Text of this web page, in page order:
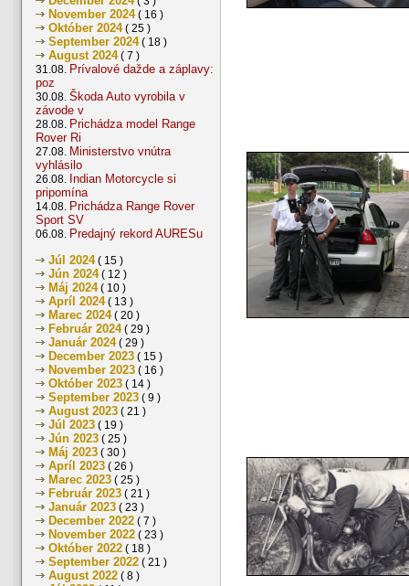
November 2024( 16 )
Október 2024( 25 )
September 2024( 18 )
August 2024( 7 )
31.08. Prívalové dažde a záplavy:
poz
30.08. Škoda Auto vyrobila v
závode v
28.08. Prichádza model Range
Rover Ri
27.08. Ministerstvo vnútra
vyhlásilo
26.08. Indian Motorcycle si
pripomína
14.08. Prichádza Range Rover
Sport SV
06.08. Predajný rekord AURESu
Júl 2024( 15 )
Jún 2024( 12 )
Máj 2024( 10 )
Apríl 2024( 13 )
Marec 2024( 20 )
Február 2024( 29 )
Január 2024( 29 )
December 2023 ( 15 )
November 2023 ( 16 )
Október 2023 ( 14 )
September 2023 ( 9 )
August 2023 ( 21 )
Júl 2023 ( 19 )
Jún 2023 ( 25 )
Máj 2023 ( 30 )
Apríl 2023 ( 26 )
Marec 2023 ( 25 )
Február 2023 ( 21 )
Január 2023 ( 23 )
December 2022 ( 7 )
November 2022 ( 23 )
Október 2022 ( 18 )
September 2022 ( 21 )
August 2022 ( 8 )